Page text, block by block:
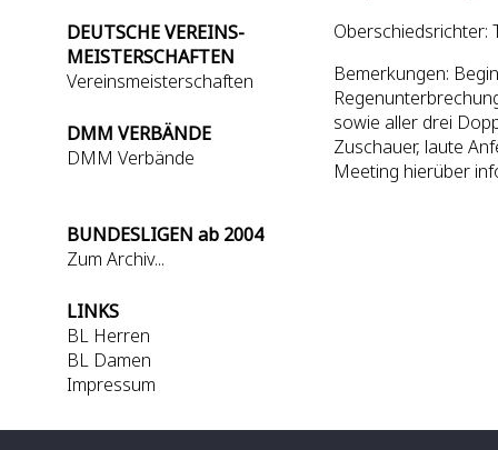
DEUTSCHE VEREINS-
MEISTERSCHAFTEN
Vereinsmeisterschaften
DMM VERBÄNDE
DMM Verbände
BUNDESLIGEN ab 2004
Zum Archiv...
LINKS
BL Herren
BL Damen
Impressum
Oberschiedsrichter:
Bemerkungen:
sowie aller drei
Zuschauer, laute
Meeting hierüber